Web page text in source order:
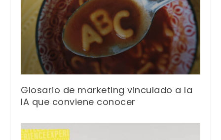
Glosario de marketing vinculado a la
IA que conviene conocer